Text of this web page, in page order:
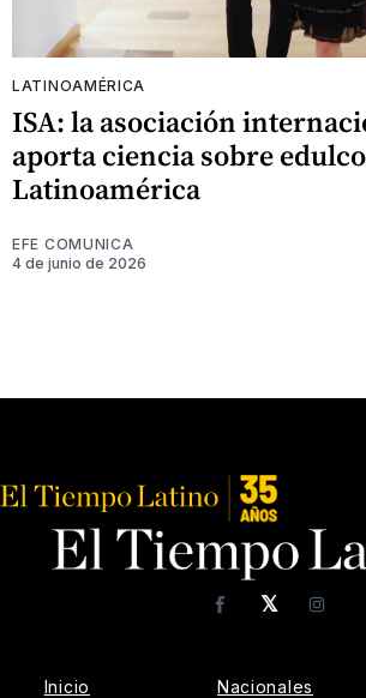
LATINOAMÉRICA
ISA: la asociación
aporta ciencia sobre
Latinoamérica
EFE COMUNICA
4 de junio de 2026
𝕏
Facebook
Inicio Nacionales